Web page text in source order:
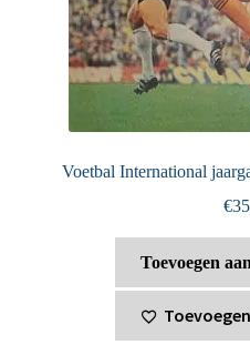
Voetbal International
€
Toevoegen